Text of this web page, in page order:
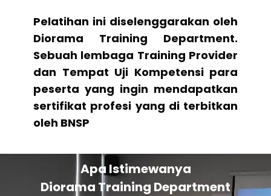
Pelatihan ini diselenggarakan oleh
Diorama Training Department.
Sebuah lembaga Training Provider
dan Tempat Uji Kompetensi para
peserta yang ingin mendapatkan
sertifikat profesi yang di terbitkan
oleh BNSP
Apa Istimewanya
Diorama Training Department